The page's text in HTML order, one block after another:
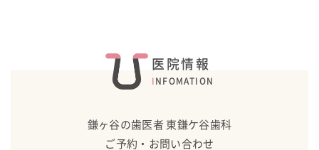
医院情報
INFOMATION
鎌ヶ谷の歯医者 東鎌ケ谷歯科
ご予約・お問い合わせ